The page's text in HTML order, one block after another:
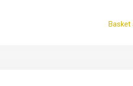
Basket